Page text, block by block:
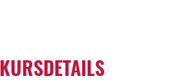
KURSDETAILS